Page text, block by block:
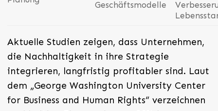
Geschäftsmodelle
Aktuelle Studien zeigen, dass Unternehmen,
die Nachhaltigkeit in ihre Strategie
integrieren, langfristig profitabler sind. Laut
dem „George Washington University Center
for Business and Human Rights“ verzeichnen